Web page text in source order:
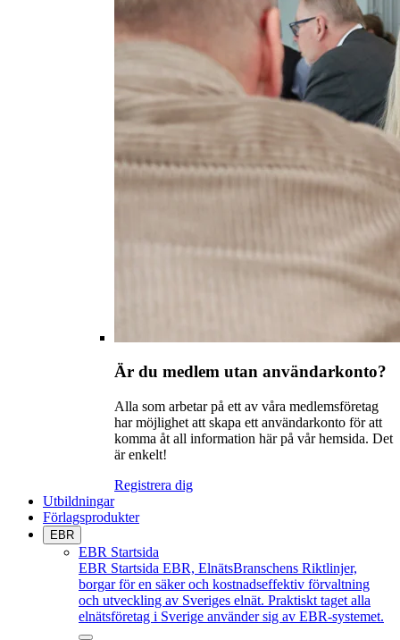
Är du medlem utan användarkonto?
Alla som arbetar på ett av våra medlemsföretag
har möjlighet att skapa ett användarkonto för att
komma åt all information här på vår hemsida. Det
är enkelt!
Registrera dig
Utbildningar
Förlagsprodukter
EBR
EBR Startsida
EBR Startsida EBR, ElnätsBranschens Riktlinjer,
borgar för en säker och kostnadseffektiv förvaltning
och utveckling av Sveriges elnät. Praktiskt taget alla
elnätsföretag i Sverige använder sig av EBR-systemet.